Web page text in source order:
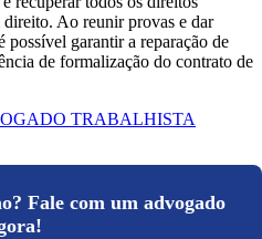
direito. Ao reunir provas e dar
possível garantir a reparação de
de formalização do contrato de
TRABALHISTA
Fale com um advogado